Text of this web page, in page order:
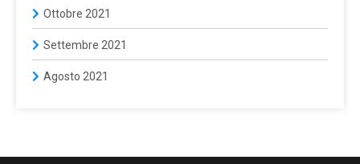
Ottobre 2021
Settembre 2021
Agosto 2021